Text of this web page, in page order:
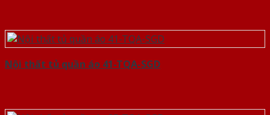
Nội thất tủ quần áo 41-TQA-SGD